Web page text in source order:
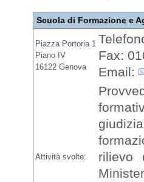
Scuola di Formazione e
Piazza Portoria 1
Piano IV
16122 Genova
Fax:
Email:
Attività svolte:
rilievo